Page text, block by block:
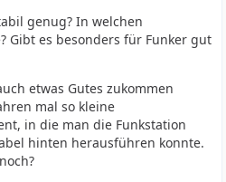
genug? In welchen
Gibt es besonders für Funker gut
etwas Gutes zukommen
mal so kleine
in die man die Funkstation
hinten herausführen konnte.